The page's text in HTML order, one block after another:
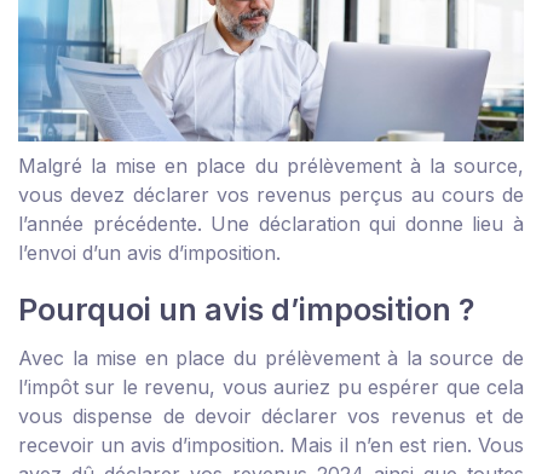
Malgré la mise en place du prélèvement à la source,
vous devez déclarer vos revenus perçus au cours de
l’année précédente. Une déclaration qui donne lieu à
l’envoi d’un avis d’imposition.
Pourquoi un avis d’imposition ?
Avec la mise en place du prélèvement à la source de
l’impôt sur le revenu, vous auriez pu espérer que cela
vous dispense de devoir déclarer vos revenus et de
recevoir un avis d’imposition. Mais il n’en est rien. Vous